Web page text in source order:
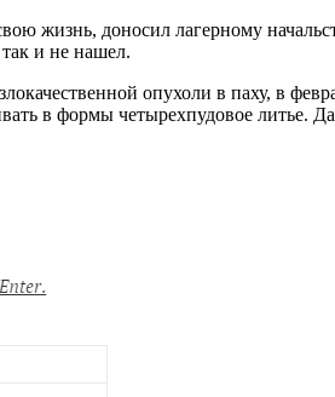
жизнь, доносил лагерному
и не нашел.
опухоли в паху, в
в формы четырехпудовое литье.